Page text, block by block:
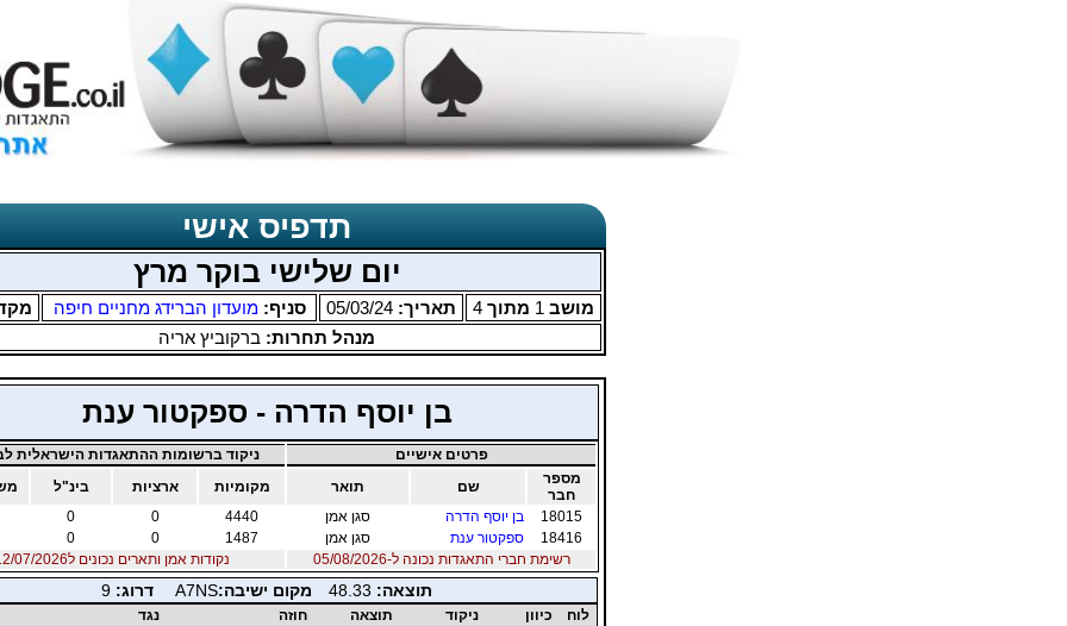
תדפיס אישי
יום שלישי בוקר מרץ
מושב 1 מתוך 4 תאריך: 05/03/24 סניף:מועדון הברידג מחניים חיפה
מנהל תחרות: ברקוביץ אריה
בן יוסף הדרה - ספקטור ענת
פרטים אישיים
ניקוד ברשומות ההתאגדות הישראלית
מספר
חבר
שם תואר מקומיות ארציות בינ"ל
18015
בן יוסף הדרה סגן אמן 4440
0
0
18416
ספקטור ענת סגן אמן 1487
0
0
רשימת חברי התאגדות נכונה ל-05/08/2026
נקודות אמן ותארים נכונים ל12/07/2026
תוצאה: 48.33 מקום ישיבה:A7NS דרוג: 9
לוח כיוון ניקוד תוצאה חוזה
נגד